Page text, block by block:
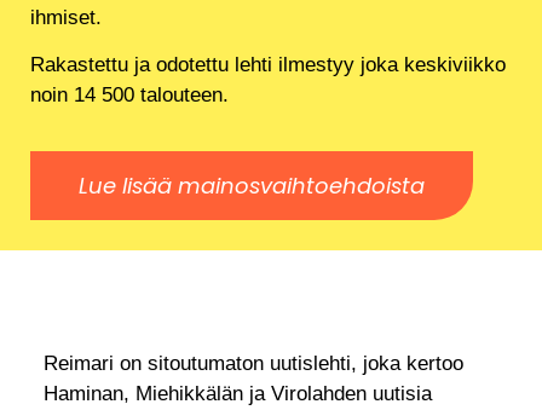
ihmiset.
Rakastettu ja odotettu lehti ilmestyy joka keskiviikko
noin 14 500 talouteen.
Lue lisää mainosvaihtoehdoista
Reimari on sitoutumaton uutislehti, joka kertoo
Haminan, Miehikkälän ja Virolahden uutisia